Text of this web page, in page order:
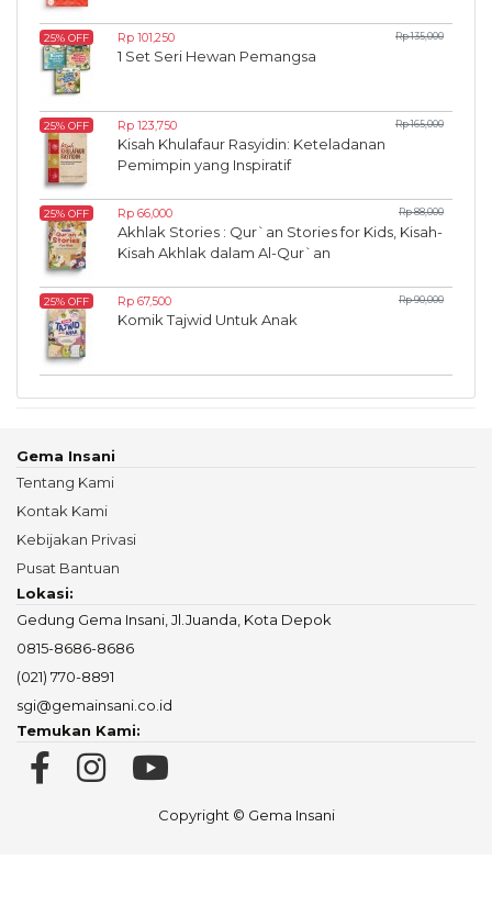
25% OFF Rp 101,250 Rp 135,000
1 Set Seri Hewan Pemangsa
25% OFF Rp 123,750 Rp 165,000
Kisah Khulafaur Rasyidin: Keteladanan
Pemimpin yang Inspiratif
25% OFF Rp 66,000 Rp 88,000
Akhlak Stories : Qur`an Stories for Kids, Kisah-
Kisah Akhlak dalam Al-Qur`an
25% OFF Rp 67,500 Rp 90,000
Komik Tajwid Untuk Anak
Gema Insani
Tentang Kami
Kontak Kami
Kebijakan Privasi
Pusat Bantuan
Lokasi:
Gedung Gema Insani, Jl.Juanda, Kota Depok
0815-8686-8686
(021) 770-8891
sgi@gemainsani.co.id
Temukan Kami:
Copyright © Gema Insani